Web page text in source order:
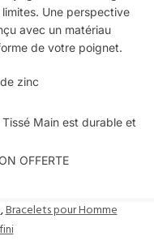
Une perspective
avec un matériau
de votre poignet.
zinc
Main est durable et
OFFERTE
,Bracelets pour Homme